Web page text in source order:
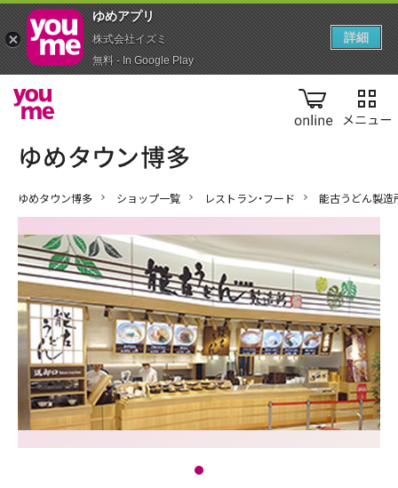
online
ゆめタウン博多 ショップ一覧 レストラン・フード 能古うどん製造
ゆめアプ‪リ‬
株式会社イズミ
無料 - In Google Play
詳細